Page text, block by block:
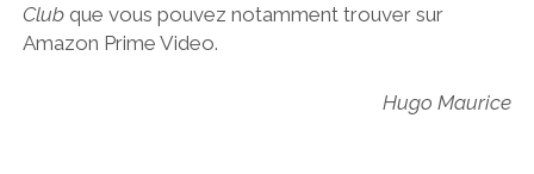
Club que vous pouvez notamment trouver sur
Amazon Prime Video.
Hugo Maurice